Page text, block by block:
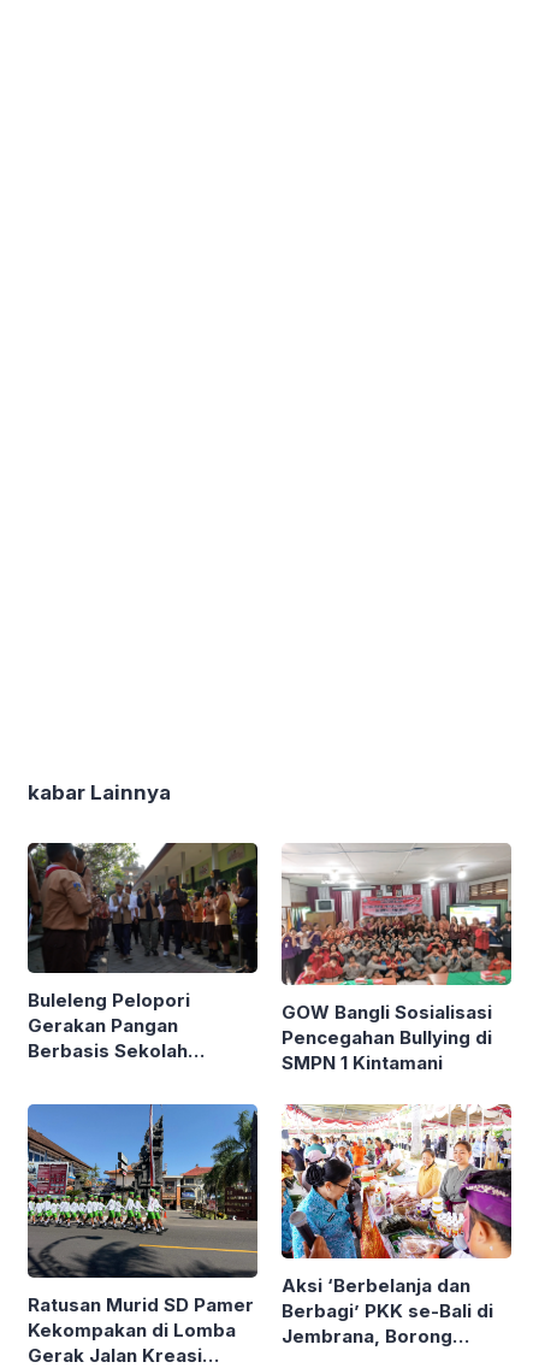
kabar Lainnya
Buleleng Pelopori
Gerakan Pangan
Berbasis Sekolah
GOW Bangli Sosialisasi
Pencegahan Bullying di
SMPN 1 Kintamani
Ratusan Murid SD Pamer
Kekompakan di Lomba
Gerak Jalan Kreasi
Aksi ‘Berbelanja dan
Berbagi’ PKK se-Bali di
Jembrana, Borong